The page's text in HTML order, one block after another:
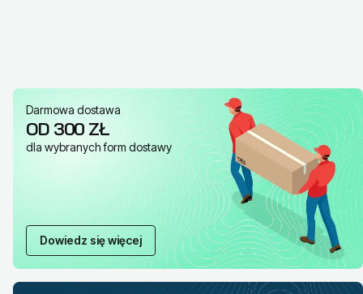
Darmowa dostawa
OD 300 ZŁ
dla wybranych form dostawy
Dowiedz się więcej